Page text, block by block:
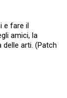
e fare il
amici, la
delle arti. (Patch